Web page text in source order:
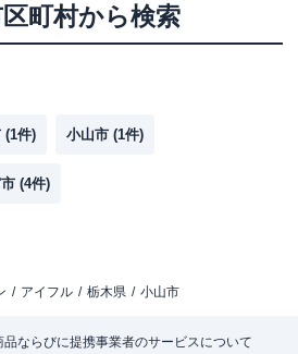
町村から検索
(1件) 小山市 (1件)
(4件)
アイフル 栃木県 小山市
ならびに提携事業者のサービスについて